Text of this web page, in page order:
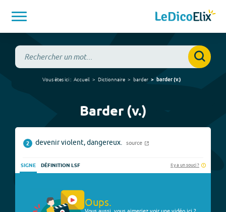
Vous êtes ici : Accueil Dictionnaire barder barder(v.)
Barder (v.)
2 devenir violent, dangereux. source
SIGNE DÉFINITION LSF Il y a un souci ?
Oups.